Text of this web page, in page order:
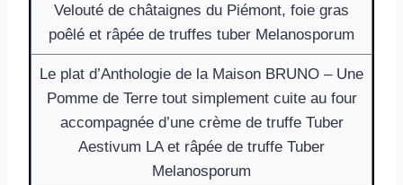
Velouté de châtaignes du Piémont, foie gras
poêlé et râpée de truffes tuber Melanosporum
Le plat d’Anthologie de la Maison BRUNO – Une
Pomme de Terre tout simplement cuite au four
accompagnée d’une crème de truffe Tuber
Aestivum LA et râpée de truffe Tuber
Melanosporum